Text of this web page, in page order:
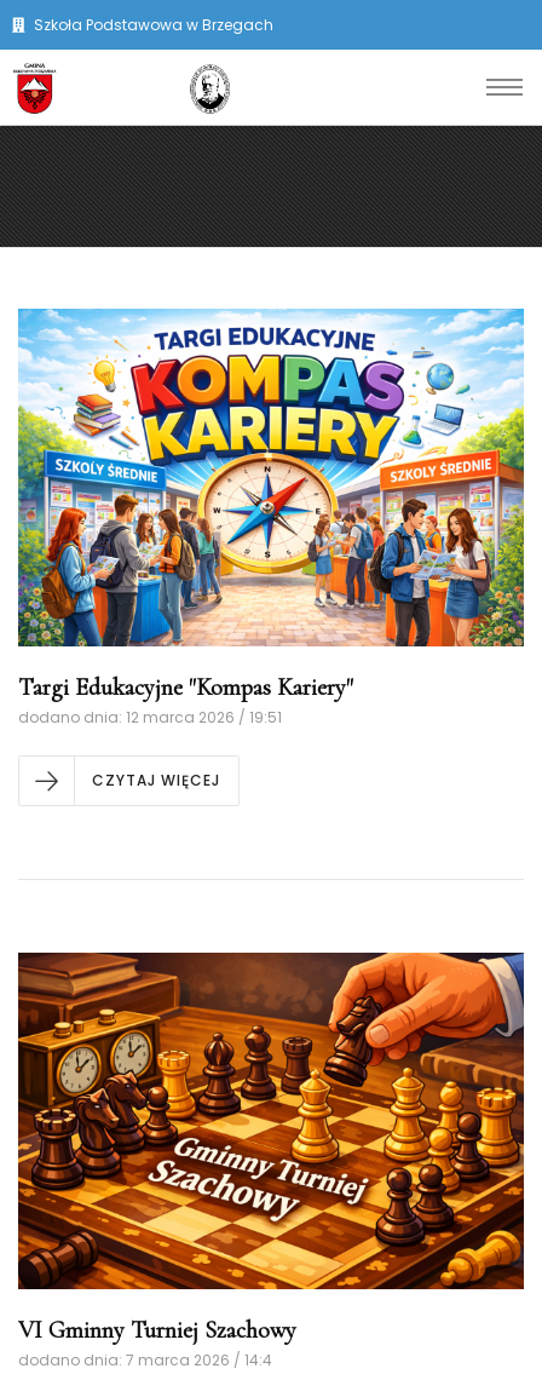
Szkoła Podstawowa w Brzegach
Targi Edukacyjne "Kompas Kariery"
dodano dnia: 12 marca 2026 / 19:51
CZYTAJ WIĘCEJ
VI Gminny Turniej Szachowy
dodano dnia: 7 marca 2026 / 14:4